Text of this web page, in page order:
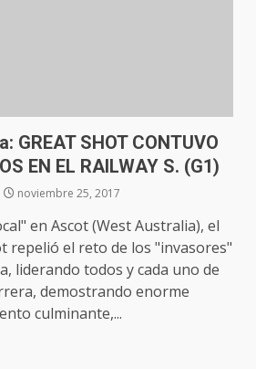
GREAT SHOT CONTUVO
EN EL RAILWAY S. (G1)
noviembre 25, 2017
en Ascot (West Australia), el
repelió el reto de los "invasores"
liderando todos y cada uno de
demostrando enorme
culminante,...